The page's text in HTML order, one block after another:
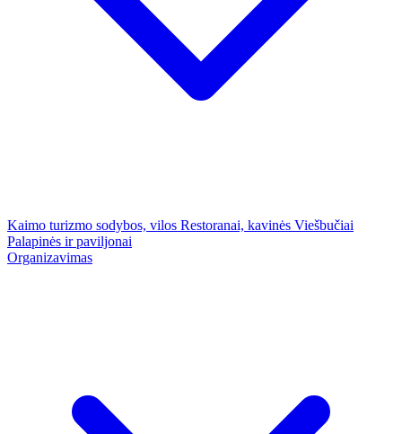
Kaimo turizmo sodybos, vilos Restoranai, kavinės Viešbučiai
Palapinės ir paviljonai
Organizavimas